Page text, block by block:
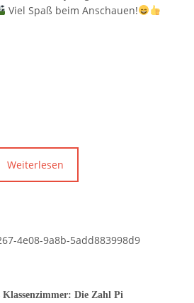
Viel Spaß beim Anschauen!
Weiterlesen
Die Zahl Pi